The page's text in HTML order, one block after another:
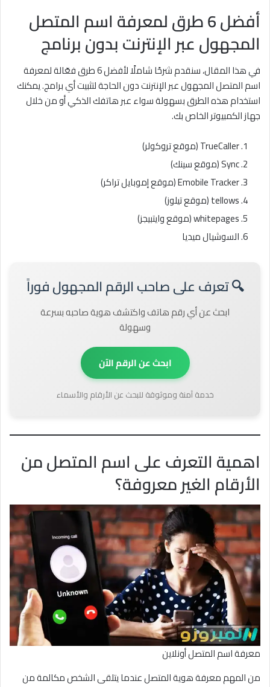
أفضل 6 طرق لمعرفة اسم المتصل
المجهول عبر الإنترنت بدون برنامج
في هذا المقال، سنقدم شرحًا شاملًا لأفضل 6 طرق فعّالة لمعرفة
اسم المتصل المجهول عبر الإنترنت دون الحاجة لتثبيت أي برامج. يمكنك
استخدام هذه الطرق بسهولة سواء عبر هاتفك الذكي أو من خلال
جهاز الكمبيوتر الخاص بك.
TrueCaller (موقع تروكولر)
Sync (موقع سينك)
Emobile Tracker (موقع إموبايل تراكر)
tellows (موقع تيلوز)
whitepages (موقع وايتبيجز)
السوشيال ميديا
🔍 تعرف على صاحب الرقم المجهول فوراً
ابحث عن أي رقم هاتف واكتشف هوية صاحبه بسرعة
وسهولة
ابحث عن الرقم الآن
خدمة آمنة وموثوقة للبحث عن الأرقام والأسماء
اهمية التعرف على اسم المتصل من
الأرقام الغير معروفة؟
معرفة اسم المتصل أونلاين
من المهم معرفة هوية المتصل عندما يتلقى الشخص مكالمة من